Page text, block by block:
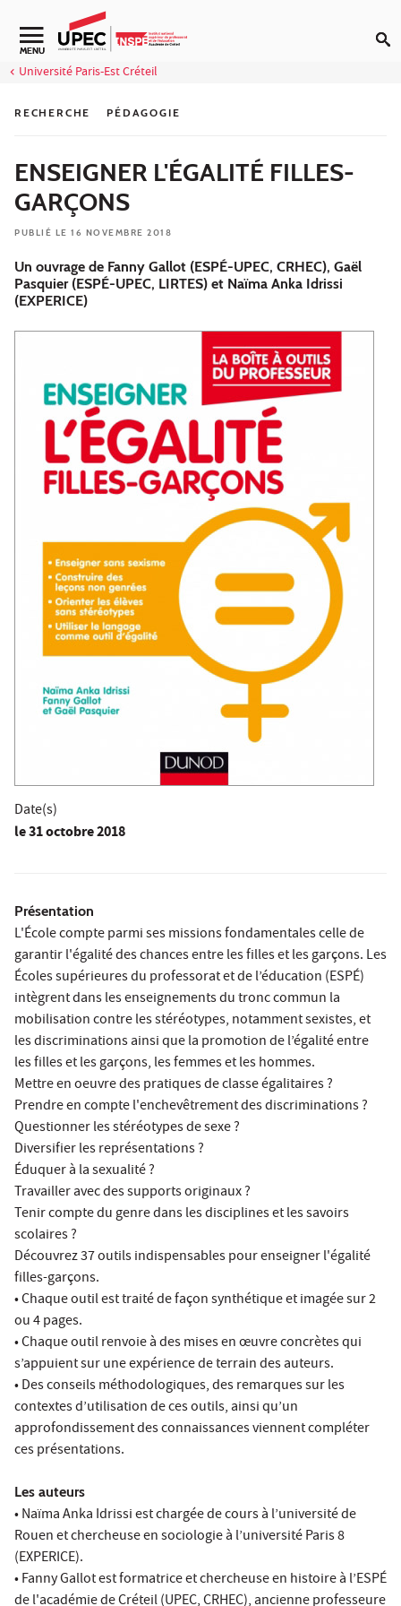
Aller au contenu
Navigation secondaire
MENU
Université Paris-Est Créteil
RECHERCHE PÉDAGOGIE
ENSEIGNER L'ÉGALITÉ FILLES-
GARÇONS
PUBLIÉ LE 16 NOVEMBRE 2018
Un ouvrage de Fanny Gallot (ESPÉ-UPEC, CRHEC), Gaël
Pasquier (ESPÉ-UPEC, LIRTES) et Naïma Anka Idrissi
(EXPERICE)
Date(s)
le31 octobre 2018
Présentation
L'École compte parmi ses missions fondamentales celle de
garantir l'égalité des chances entre les filles et les garçons. Les
Écoles supérieures du professorat et de l’éducation (ESPÉ)
intègrent dans les enseignements du tronc commun la
mobilisation contre les stéréotypes, notamment sexistes, et
les discriminations ainsi que la promotion de l’égalité entre
les filles et les garçons, les femmes et les hommes.
Mettre en oeuvre des pratiques de classe égalitaires ?
Prendre en compte l'enchevêtrement des discriminations ?
Questionner les stéréotypes de sexe ?
Diversifier les représentations ?
Éduquer à la sexualité ?
Travailler avec des supports originaux ?
Tenir compte du genre dans les disciplines et les savoirs
scolaires ?
Découvrez 37 outils indispensables pour enseigner l'égalité
filles-garçons.
• Chaque outil est traité de façon synthétique et imagée sur 2
ou 4 pages.
• Chaque outil renvoie à des mises en œuvre concrètes qui
s’appuient sur une expérience de terrain des auteurs.
• Des conseils méthodologiques, des remarques sur les
contextes d’utilisation de ces outils, ainsi qu’un
approfondissement des connaissances viennent compléter
ces présentations.
Les auteurs
• Naïma Anka Idrissi est chargée de cours à l’université de
Rouen et chercheuse en sociologie à l’université Paris 8
(EXPERICE).
• Fanny Gallot est formatrice et chercheuse en histoire à l’ESPÉ
de l'académie de Créteil (UPEC, CRHEC), ancienne professeure